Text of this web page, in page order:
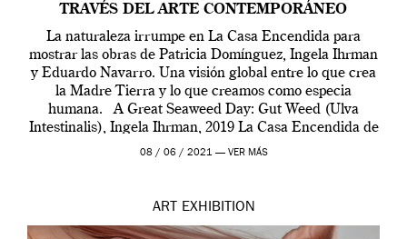
TRAVÉS DEL ARTE CONTEMPORÁNEO
La naturaleza irrumpe en La Casa Encendida para
mostrar las obras de Patricia Domínguez, Ingela Ihrman
y Eduardo Navarro. Una visión global entre lo que crea
la Madre Tierra y lo que creamos como especia
humana. A Great Seaweed Day: Gut Weed (Ulva
Intestinalis), Ingela Ihrman, 2019 La Casa Encendida de
Madrid y la Wellcome […]
08 / 06 / 2021 — VER MÁS
ART EXHIBITION